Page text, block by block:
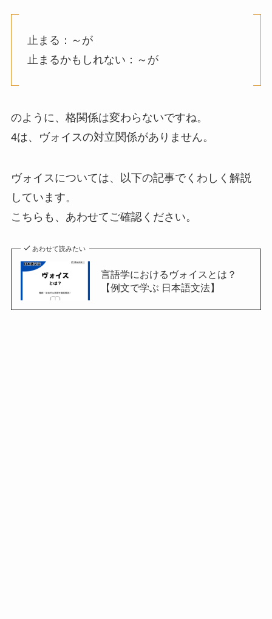
止まる：～が
止まるかもしれない：～が
のように、格関係は変わらないですね。
4は、ヴォイスの対立関係がありません。
ヴォイスについては、以下の記事でくわしく解説
しています。
こちらも、あわせてご確認ください。
あわせて読みたい
言語学におけるヴォイスとは？
【例文で学ぶ 日本語文法】